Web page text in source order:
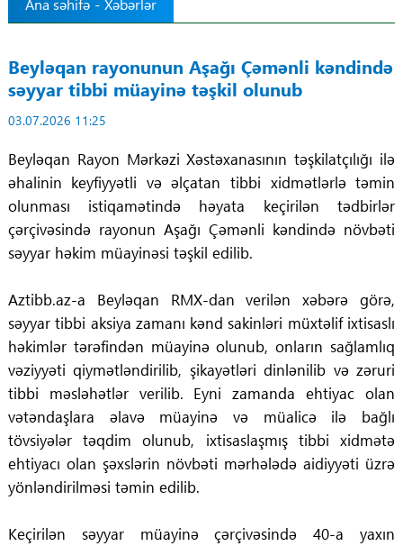
Ana səhifə - Xəbərlər
Beyləqan rayonunun Aşağı Çəmənli kəndində
səyyar tibbi müayinə təşkil olunub
03.07.2026 11:25
Beyləqan Rayon Mərkəzi Xəstəxanasının təşkilatçılığı ilə
əhalinin keyfiyyətli və əlçatan tibbi xidmətlərlə təmin
olunması istiqamətində həyata keçirilən tədbirlər
çərçivəsində rayonun Aşağı Çəmənli kəndində növbəti
səyyar həkim müayinəsi təşkil edilib.
Aztibb.az-a Beyləqan RMX-dan verilən xəbərə görə,
səyyar tibbi aksiya zamanı kənd sakinləri müxtəlif ixtisaslı
həkimlər tərəfindən müayinə olunub, onların sağlamlıq
vəziyyəti qiymətləndirilib, şikayətləri dinlənilib və zəruri
tibbi məsləhətlər verilib. Eyni zamanda ehtiyac olan
vətəndaşlara əlavə müayinə və müalicə ilə bağlı
tövsiyələr təqdim olunub, ixtisaslaşmış tibbi xidmətə
ehtiyacı olan şəxslərin növbəti mərhələdə aidiyyəti üzrə
yönləndirilməsi təmin edilib.
Keçirilən səyyar müayinə çərçivəsində 40-a yaxın
Regionlar
Elanlar
Gündəm
Tibbi maarifləndirmə
Mühüm hadisələr
COVID-19
ÜST